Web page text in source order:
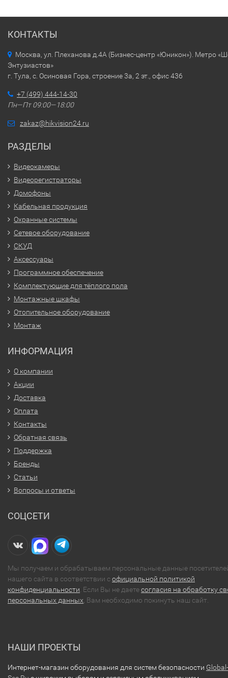
КОНТАКТЫ
Москва, ул. Плеханова д.4А (Бизнес-центр «Юникон»). Метро
Энтузиастов»
г. Тула, с. Осиновая Гора, строение 3а, 2 эт., офис 436
+7 (499) 444-14-30
Пн—Пт 09:00—18:00
zakaz@hikvision24.ru
РАЗДЕЛЫ
Видеокамеры
Видеорегистраторы
Домофоны
Кабельная продукция
Охранные системы
Сетевое оборудование
СКУД
Аксессуары
Программное обеспечение
Комплектующие для тёплого пола
Монтажные шкафы
Отопительное оборудование
Монтаж
ИНФОРМАЦИЯ
О компании
Акции
Доставка
Оплата
Контакты
Обратная связь
Поддержка
Бренды
Статьи
Вопросы и ответы
СОЦСЕТИ
Мы получаем и обрабатываем персональные данные
нашего сайта в соответствии софициальной политикой
конфиденциальности . Если Вы не даетесогласия на обработку
персональных данных , Вам необходимо покинуть наш сайт.
НАШИ ПРОЕКТЫ
Интернет-магазин оборудования для систем безопасности Global-